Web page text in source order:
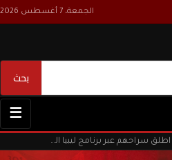
الجمعة، 7 أغسطس 2026
بحث
☰
بطاقة أمنية لمن اطلق سراحهم عبر برنامج ليبيا الغد المراجعات داخل السجون الليبية.